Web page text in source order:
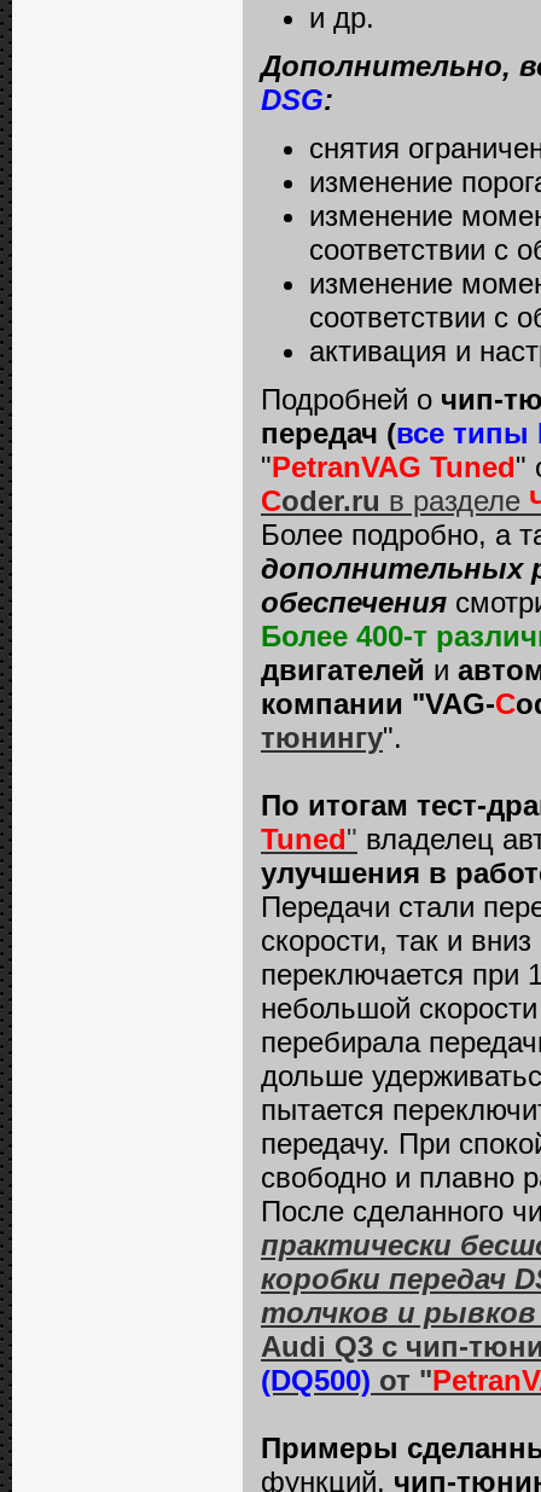
и др.
Дополнительно,
DSG:
снятия
изменение
изменение
соответствии с
изменение
соответствии с
активация и
Подробней о чип-
передач (все типы
"PetranVAG Tuned"
Coder.ru в разделе
Более подробно, а
дополнительных
обеспечения
Более 400-т
двигателей и
компании "VAG-C
тюнингу".
По итогам тест-
Tuned" владелец
улучшения в
Передачи стали
скорости, так и
переключается при
небольшой
перебирала
дольше
пытается
передачу. При
свободно и плавно
После сделанного
практически
коробки передач
толчков и
Audi Q3 с чип-
(DQ500) от "
Примеры
функций, чип-